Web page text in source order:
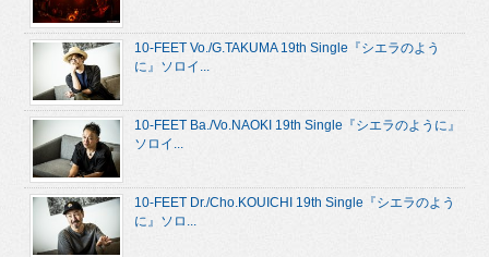
10-FEET Vo./G.TAKUMA 19th Single『シエラのよう
に』ソロイ...
10-FEET Ba./Vo.NAOKI 19th Single『シエラのように』
ソロイ...
10-FEET Dr./Cho.KOUICHI 19th Single『シエラのよう
に』ソロ...